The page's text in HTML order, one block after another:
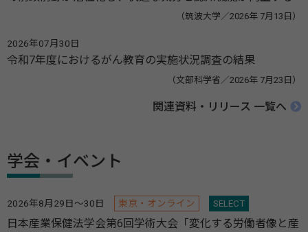
（筑波大学／2026年 7月13日）
2026年07月30日
令和7年度におけるがん教育の実施状況調査の結果
（文部科学省／2026年 7月23日）
関連資料・リリース 一覧へ
学会・イベント
2026年8月29日～30日 東京・オンライン SELECT
日本産業保健法学会第6回学術大会「変化する労働者像と産